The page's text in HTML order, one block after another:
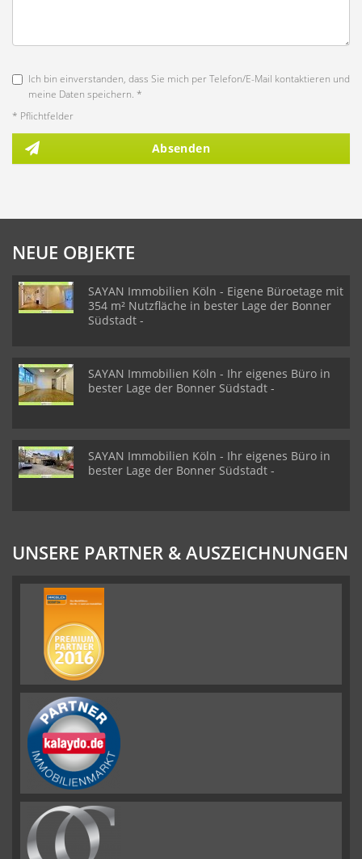
Ich bin einverstanden, dass Sie mich per Telefon/E-Mail kontaktieren und
meine Daten speichern. *
* Pflichtfelder
Absenden
NEUE OBJEKTE
SAYAN Immobilien Köln - Eigene Büroetage mit
354 m² Nutzfläche in bester Lage der Bonner
Südstadt -
SAYAN Immobilien Köln - Ihr eigenes Büro in
bester Lage der Bonner Südstadt -
SAYAN Immobilien Köln - Ihr eigenes Büro in
bester Lage der Bonner Südstadt -
UNSERE PARTNER & AUSZEICHNUNGEN